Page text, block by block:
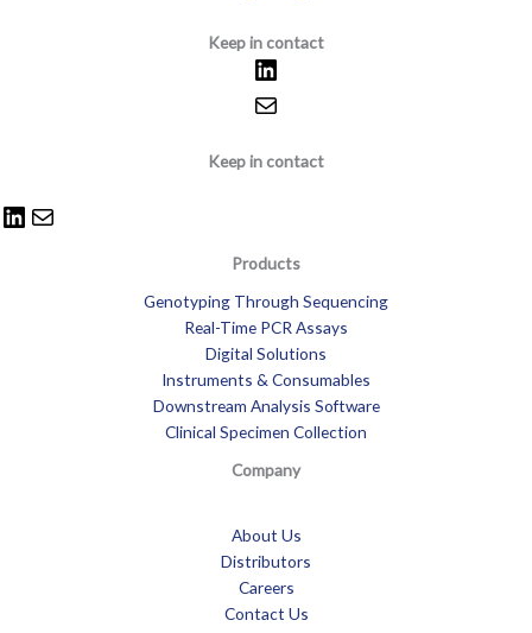
Keep in contact
Keep in contact
Products
Genotyping Through Sequencing
Real-Time PCR Assays
Digital Solutions
Instruments & Consumables
Downstream Analysis Software
Clinical Specimen Collection
Company
About Us
Distributors
Careers
Contact Us